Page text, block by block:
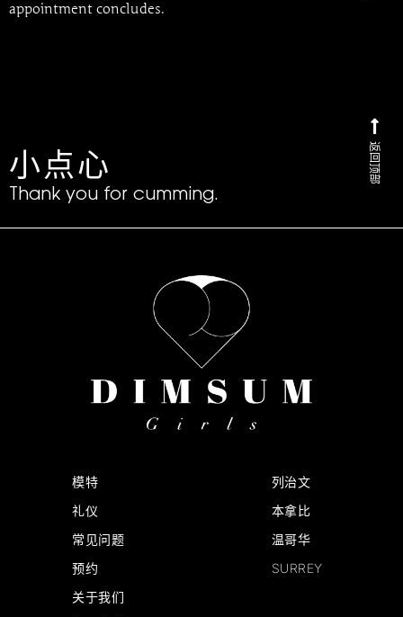
appointment concludes.
小点心
Thank you for cumming.
返回顶部
模特
礼仪
常见问题
预约
关于我们
列治文
本拿比
温哥华
SURREY